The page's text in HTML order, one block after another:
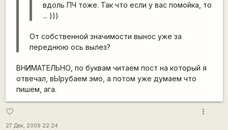
вдоль ПЧ тоже. Так что если у вас помойка, то
... )))
От собственной значимости вынос уже за
переднюю ось вылез?
ВНИМАТЕЛЬНО, по буквам читаем пост на который я
отвечал, вЫрубаем эмо, а потом уже думаем что
пишем, ага.
favorite_border
27 Дек, 2009 22:24
more_vert